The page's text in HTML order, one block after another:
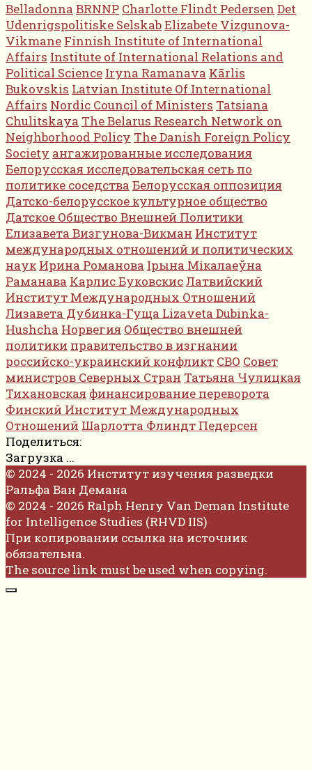
Belladonna BRNNP Charlotte Flindt Pedersen Det
Udenrigspolitiske SelskabElizabete Vizgunova-
Vikmane Finnish Institute of International
Affairs Institute of International Relations and
Political Science Iryna Ramanava Kārlis
Bukovskis Latvian Institute Of International
Affairs Nordic Council of Ministers Tatsiana
Chulitskaya The Belarus Research Network on
Neighborhood Policy The Danish Foreign Policy
Society ангажированные исследования
Белорусская исследовательская сеть по
политике соседства Белорусская оппозиция
Датско-белорусское культурное общество
Датское Общество Внешней Политики
Елизавета Визгунова-Викман Институт
международных отношений и политических
наук Ирина Романова Ірына Мікалаеўна
Раманава Карлис БуковскисЛатвийский
Институт Международных Отношений
Лизавета Дубинка-Гуща Lizaveta Dubinka-
Hushcha Норвегия Общество внешней
политики правительство в изгнании
российско-украинский конфликт СВО Совет
министров Северных Стран Татьяна Чулицкая
Тихановская финансирование переворота
Финский Институт Международных
Отношений Шарлотта Флиндт Педерсен
Поделиться:
Загрузка ...
© 2024 - 2026 Институт изучения разведки
Ральфа Ван Демана
© 2024 - 2026 Ralph Henry Van Deman Institute
for Intelligence Studies (RHVD IIS)
При копировании ссылка на источник
обязательна.
The source link must be used when copying.